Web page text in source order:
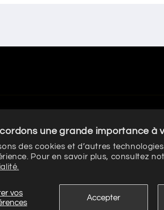
une grande importance à
des cookies et d’autres
Pour en savoir plus, consultez
vos
Accepter
Politique de confidentialité